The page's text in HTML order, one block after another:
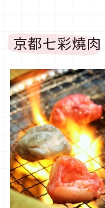
京都七彩燒肉